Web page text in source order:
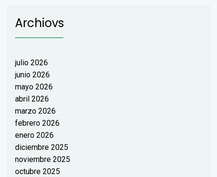
Archiovs
julio 2026
junio 2026
mayo 2026
abril 2026
marzo 2026
febrero 2026
enero 2026
diciembre 2025
noviembre 2025
octubre 2025